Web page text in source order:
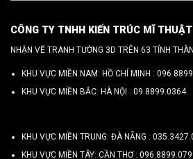
CÔNG TY TNHH KIẾN TRÚC MĨ
NHẬN VẼ TRANH TƯỜNG 3D TRÊN 63 TỈNH
KHU VỰC MIỀN NAM: HỒ CHÍ MINH : 096
KHU VỰC MIỀN BẮC: HÀ NỘI : 09.8899.0364
KHU VỰC MIỀN TRUNG: ĐÀ NẴNG :
KHU VỰC MIỀN TÂY: CẦN THƠ : 096.8899.079